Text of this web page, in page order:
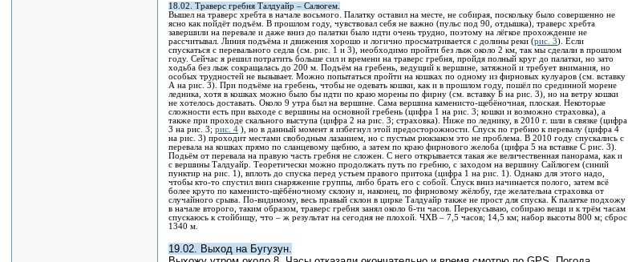
18.02. Траверс гребня Талдуайр – Салюгем.
Вышел на траверс хребта в начале восьмого. Палатку оставил на месте, не собирая, поскольку было совершенно не
ясно как пойдёт подъём. В прошлом году, чувствовал себя не важно (пульс под 90, отдышка), траверс хребта
завершили на перевале и даже вниз до палатки было идти очень трудно, поэтому на лёгкое прохождение не
рассчитывал. Линия подъёма и движения хорошо и логично просматривается с долины реки (рис. 3). Если
спускаться с перевального седла (см. рис. 1 и 3), необходимо пройти без лыж около 2 км, так мы сделали в прошлом
году. Сейчас я решил потратить больше сил и времени на траверс гребня, пройдя полный круг до палатки, но зато
ходьба без лыж сокращалась до 200 м. Подъём на гребень, ведущий к вершине, затяжной и требует внимания, но
особых трудностей не вызывает. Можно попытаться пройти на кошках по одному из фирновых кулуаров (см. вставку
А на рис. 3). При подъёме на гребень, чтобы не одевать кошки, как и в прошлом году, пошёл по срединной морене
ледника, хотя в кошках можно было бы идти по краю морены по фирну (см. вставку Б на рис. 3), но на ветру кошки
не хотелось доставать. Около 9 утра был на вершине. Сама вершина каменисто-щебёночная, плоская. Некоторые
сложности есть при выходе с вершины на основной гребень (цифра 1 на рис. 3; кошки и возможно страховка), а
также при проходе скального выступа (цифра 2 на рис. 3; страховка). Ниже по леднику, в 2010 г. шли в связке (цифра
3 на рис. 3; рис. 4 ), но в данный момент я избегнул этой предосторожности. Спуск по гребню к перевалу (цифра 4
на рис. 3) проходит местами свободным лазанием, но с пустым рюкзаком это не проблема. В 2010 году спускались с
перевала на кошках прямо по сланцевому щебню, а затем по краю фирнового желоба (цифра 5 на вставке С рис. 3).
Подьём от перевала на правую часть гребня не сложен. С него открывается такая же величественная панорама, как и
с вершины Талдуайр. Теоретически можно продолжать путь по гребню, с заходом на вершину Сайлюгем (синий
пунктир на рис. 1), вплоть до спуска перед устьем правого притока (цифра 1 на рис. 1). Однако для этого надо,
чтобы кто-то спустил вниз снаряжение группы, либо брать его с собой. Спуск вниз начинается полого, затем всё
более круто по каменисто-щёбёночному склону и, наконец, по фирновому жёлобу, где желательна страховка от
случайного срыва. По-видимому, весь правый склон в цирке Талдуайр также не прост для спуска. К палатке подхожу
в начале второго, таким образом, траверс гребня занял около 6-ти часов. Перекусываю, собираю вещи и к трём часам
спускаюсь к стойбищу, что – ж результат на сегодня не плохой. ЧХВ – 7,5 часов; 14,5 км; набор высоты 800 м; сброс
1340 м.
19.02. Выход на Бугузун.